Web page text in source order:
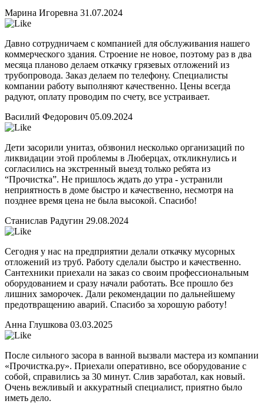
Марина Игоревна 31.07.2024
Давно сотрудничаем с компанией для обслуживания нашего
коммерческого здания. Строение не новое, поэтому раз в два
месяца планово делаем откачку грязевых отложений из
трубопровода. Заказ делаем по телефону. Специалисты
компании работу выполняют качественно. Цены всегда
радуют, оплату проводим по счету, все устраивает.
Василий Федорович 05.09.2024
Дети засорили унитаз, обзвонил несколько организаций по
ликвидации этой проблемы в Люберцах, откликнулись и
согласились на экстренный выезд только ребята из
“Прочистка”. Не пришлось ждать до утра - устранили
неприятность в доме быстро и качественно, несмотря на
позднее время цена не была высокой. Спасибо!
Станислав Радугин 29.08.2024
Сегодня у нас на предприятии делали откачку мусорных
отложений из труб. Работу сделали быстро и качественно.
Сантехники приехали на заказ со своим профессиональным
оборудованием и сразу начали работать. Все прошло без
лишних заморочек. Дали рекомендации по дальнейшему
предотвращению аварий. Спасибо за хорошую работу!
Анна Глушкова 03.03.2025
После сильного засора в ванной вызвали мастера из компании
«Прочистка.ру». Приехали оперативно, все оборудование с
собой, справились за 30 минут. Слив заработал, как новый.
Очень вежливый и аккуратный специалист, приятно было
иметь дело.